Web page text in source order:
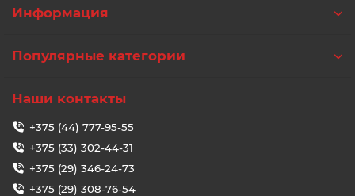
Информация
Популярные категории
Наши контакты
+375 (44) 777-95-55
+375 (33) 302-44-31
+375 (29) 346-24-73
+375 (29) 308-76-54